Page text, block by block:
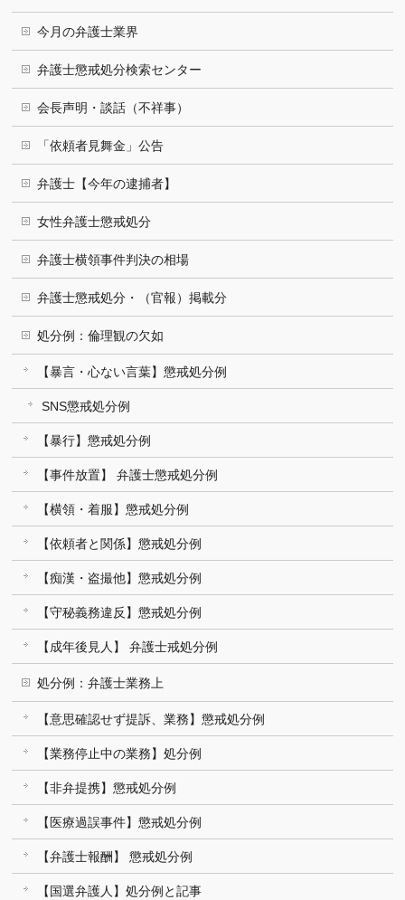
今月の弁護士業界
弁護士懲戒処分検索センター
会長声明・談話（不祥事）
「依頼者見舞金」公告
弁護士【今年の逮捕者】
女性弁護士懲戒処分
弁護士横領事件判決の相場
弁護士懲戒処分・（官報）掲載分
処分例：倫理観の欠如
【暴言・心ない言葉】懲戒処分例
SNS懲戒処分例
【暴行】懲戒処分例
【事件放置】 弁護士懲戒処分例
【横領・着服】懲戒処分例
【依頼者と関係】懲戒処分例
【痴漢・盗撮他】懲戒処分例
【守秘義務違反】懲戒処分例
【成年後見人】 弁護士戒処分例
処分例：弁護士業務上
【意思確認せず提訴、業務】懲戒処分例
【業務停止中の業務】処分例
【非弁提携】懲戒処分例
【医療過誤事件】懲戒処分例
【弁護士報酬】 懲戒処分例
【国選弁護人】処分例と記事